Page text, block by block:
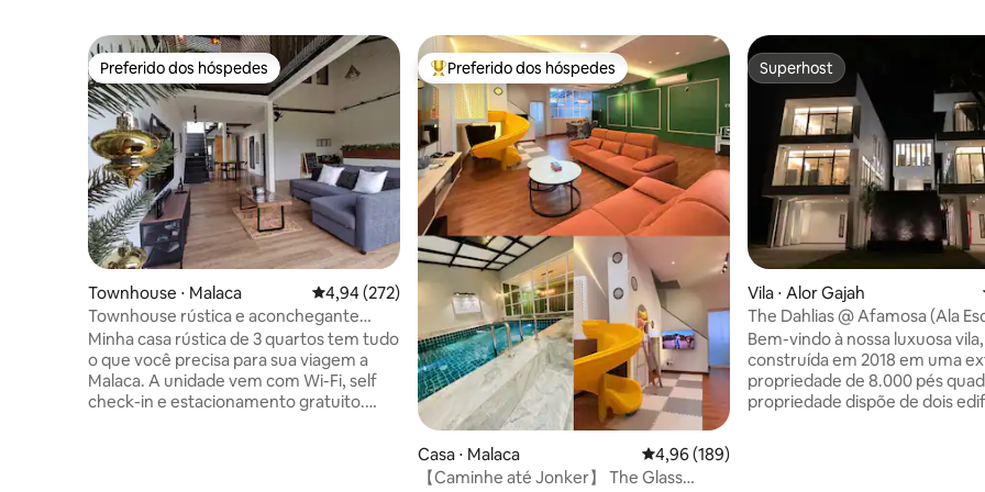
Preferido dos hóspedes
Preferido dos hóspedes
Townhouse ⋅ Malaca 4,94 de uma avaliação média de 5, 272 avaliações
4,94 (272)
Townhouse rústica e aconchegante
KingSofa [6 minutos Jonkerwalk]
Minha casa rústica de 3 quartos tem tudo
o que você precisa para sua viagem a
Malaca. A unidade vem com Wi-Fi, self
check-in e estacionamento gratuito.
Entre os melhores preferidos dos hóspedes
Preferido dos hóspedes
Casa ⋅ Malaca 4,96 de uma avaliação média de 5, 189
4,96 (189)
【Caminhe até Jonker】 The Glass
Superhost
Superhost
Vila ⋅ Alor Gajah
The Dahlias @ Afamosa (Ala
Bem-vindo à nossa luxuosa vila,
construída em 2018 em uma
propriedade de 8.000 pés
propriedade dispõe de dois